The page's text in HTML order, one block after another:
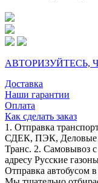
АВТОРИЗУЙТЕСЬ,
Доставка
Наши гарантии
Оплата
Как сделать заказ
1. Отправка
СДЕК, ПЭК, Деловые
Транс. 2. Самовывоз
адресу Русские
Отправка автобусом